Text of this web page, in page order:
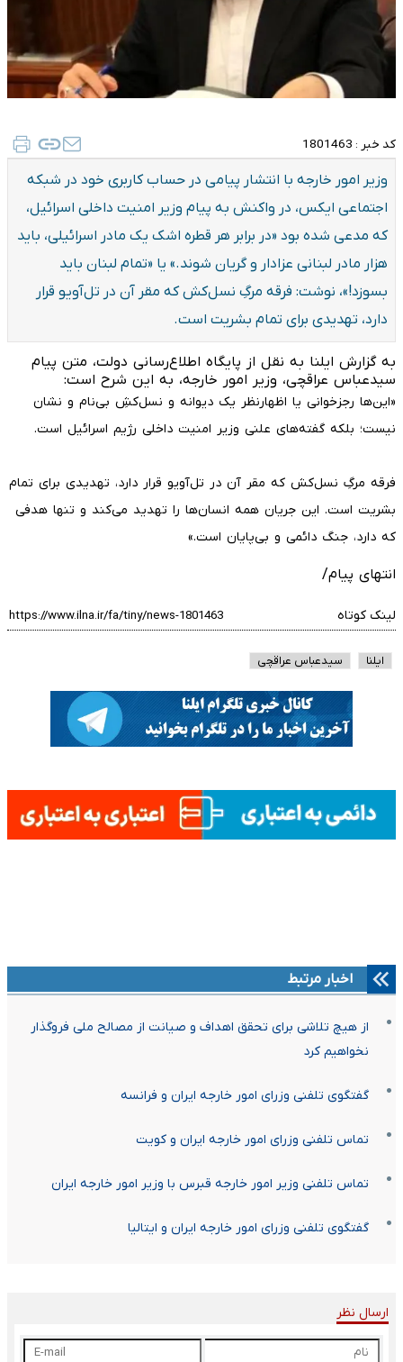
کد خبر : 1801463
وزیر امور خارجه با انتشار پیامی در حساب کاربری خود در شبکه
اجتماعی ایکس،‌ در واکنش به پیام وزیر امنیت داخلی اسرائیل،‌
که مدعی شده بود «در برابر هر قطره اشک یک مادر اسرائیلی، باید
هزار مادر لبنانی عزادار و گریان شوند.» یا «تمام لبنان باید
بسوزد!»،‌ نوشت: فرقه مرگِ نسل‌کش که مقر آن در تل‌آویو قرار
دارد، تهدیدی برای تمام بشریت است.
به گزارش ایلنا به نقل از پایگاه اطلاع‌رسانی دولت،‌ متن پیام
سیدعباس عراقچی،‌ وزیر امور خارجه، به این شرح است:
«این‌ها رجزخوانی یا اظهارنظر یک دیوانه و نسل‌کشِ بی‌نام و نشان
نیست؛ بلکه گفته‌های علنی وزیر امنیت داخلی رژیم اسرائیل است.
فرقه مرگِ نسل‌کش که مقر آن در تل‌آویو قرار دارد، تهدیدی برای تمام
بشریت است. این جریان همه انسان‌ها را تهدید می‌کند و تنها هدفی
که دارد، جنگ دائمی و بی‌پایان است.»
انتهای پیام/
لینک کوتاه
ایلنا سیدعباس عراقچی
اخبار مرتبط
از هیچ تلاشی برای تحقق اهداف و صیانت از مصالح ملی فروگذار
نخواهیم کرد
گفتگوی تلفنی وزرای امور خارجه ایران و فرانسه
تماس تلفنی وزرای امور خارجه ایران و کویت
تماس تلفنی وزیر امور خارجه قبرس با وزیر امور خارجه ایران
گفتگوی تلفنی وزرای امور خارجه ایران و ایتالیا
ارسال نظر